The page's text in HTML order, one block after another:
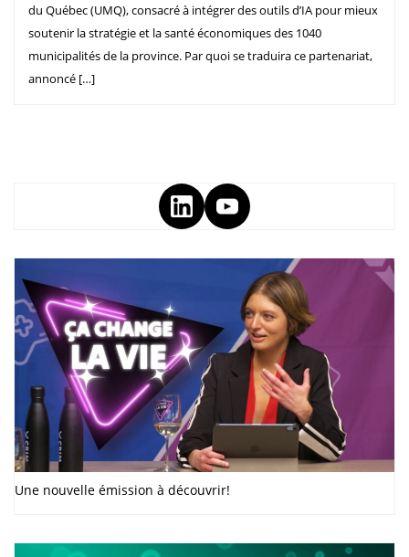
du Québec (UMQ), consacré à intégrer des outils d’IA pour mieux
soutenir la stratégie et la santé économiques des 1040
municipalités de la province. Par quoi se traduira ce partenariat,
annoncé […]
Une nouvelle émission à découvrir!